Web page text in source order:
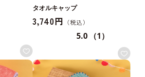
タオルキャップ
3,740円
5.0 （1）